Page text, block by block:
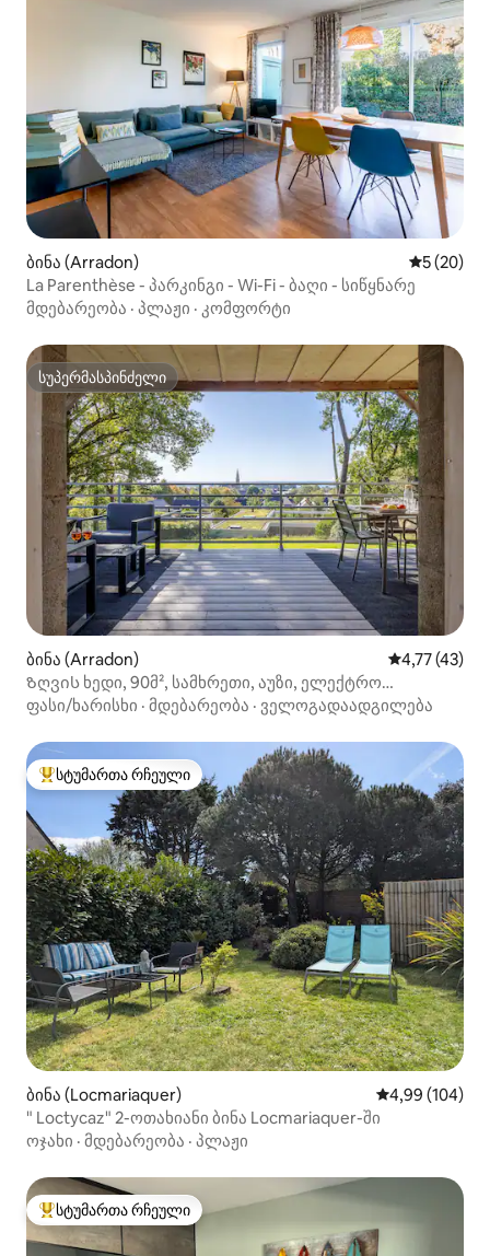
ბინა (Arradon) საშუალო
5 (20)
La Parenthèse - პარკინგი - Wi-Fi - ბაღი - სიწყნარე
მდებარეობა · პლაჟი · კომფორტი
სუპერმასპინძელი
სუპერმასპინძელი
ბინა (Arradon) საშუალო
4,77 (43)
Ზღვის ხედი, 90მ², სამხრეთი, აუზი, ელექტრო
ველოსიპედი
ფასი/ხარისხი · მდებარეობა · ველოგადაადგილება
სტუმართა რჩეული მოწინავე ვარიანტი
სტუმართა რჩეული
ბინა (Locmariaquer) საშუალო
4,99 (104)
" Loctycaz" 2-ოთახიანი ბინა Locmariaquer-ში
ოჯახი · მდებარეობა · პლაჟი
სტუმართა რჩეული მოწინავე ვარიანტი
სტუმართა რჩეული